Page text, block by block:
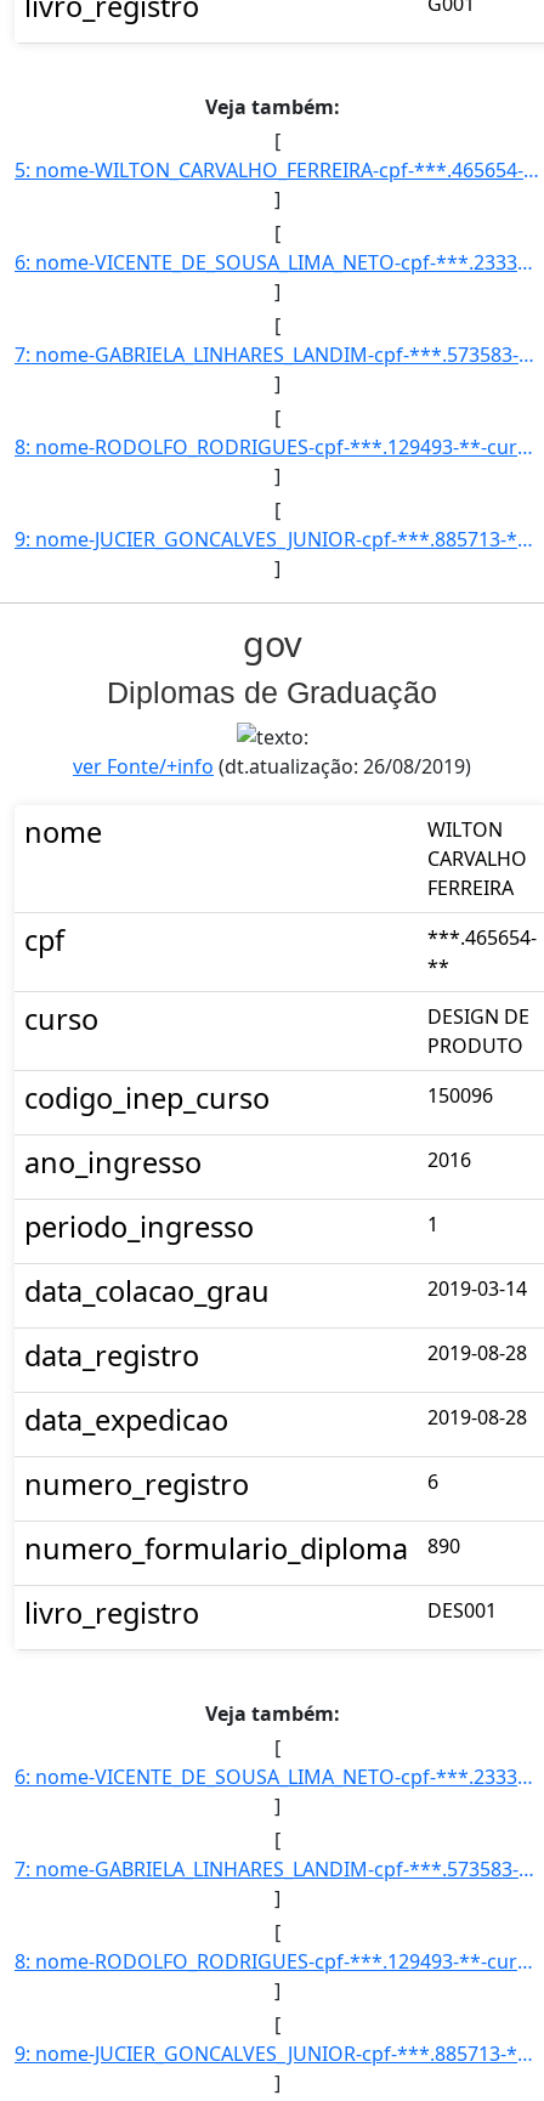
Veja também:
[
5: nome-WILTON_CARVALHO_FERREIRA-cpf-***.465654-**-curso-DESIGN_DE_PRODUTO-codigo_inep_curso-150096-ano]
]
[
6: nome-VICENTE_DE_SOUSA_LIMA_NETO-cpf-***.233373-**-curso-ENGENHARIA_CIVIL-codigo_inep_curso-99344-ano]
]
[
7: nome-GABRIELA_LINHARES_LANDIM-cpf-***.573583-**-curso-ENGENHARIA_CIVIL-codigo_inep_curso-99344-ano_i]
]
[
8: nome-RODOLFO_RODRIGUES-cpf-***.129493-**-curso-MUSICA-codigo_inep_curso-150097-ano_ingresso-2015-per]
]
[
9: nome-JUCIER_GONCALVES_JUNIOR-cpf-***.885713-**-curso-MEDICINA-codigo_inep_curso-54494-ano_ingresso-2]
]
gov
Diplomas de Graduação
ver Fonte/+info (dt.atualização: 26/08/2019)
nome
WILTON
CARVALHO
FERREIRA
cpf
***.465654-
**
curso
DESIGN DE
PRODUTO
codigo_inep_curso 150096
ano_ingresso 2016
periodo_ingresso 1
data_colacao_grau 2019-03-14
data_registro 2019-08-28
data_expedicao 2019-08-28
numero_registro 6
numero_formulario_diploma 890
livro_registro DES001
Veja também:
[
6: nome-VICENTE_DE_SOUSA_LIMA_NETO-cpf-***.233373-**-curso-ENGENHARIA_CIVIL-codigo_inep_curso-99344-ano]
]
[
7: nome-GABRIELA_LINHARES_LANDIM-cpf-***.573583-**-curso-ENGENHARIA_CIVIL-codigo_inep_curso-99344-ano_i]
]
[
8: nome-RODOLFO_RODRIGUES-cpf-***.129493-**-curso-MUSICA-codigo_inep_curso-150097-ano_ingresso-2015-per]
]
[
9: nome-JUCIER_GONCALVES_JUNIOR-cpf-***.885713-**-curso-MEDICINA-codigo_inep_curso-54494-ano_ingresso-2]
]